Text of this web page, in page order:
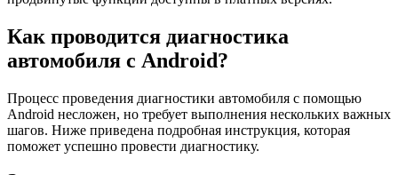
Как проводится диагностика
автомобиля с Android?
Процесс проведения диагностики автомобиля с помощью
Android несложен, но требует выполнения нескольких важных
шагов. Ниже приведена подробная инструкция, которая
поможет успешно провести диагностику.